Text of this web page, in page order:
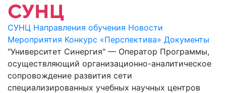
СУНЦ Направления обучения Новости
Мероприятия Конкурс «Перспектива» Документы
"Университет Синергия" — Оператор Программы,
осуществляющий организационно-аналитическое
сопровождение развития сети
специализированных учебных научных центров